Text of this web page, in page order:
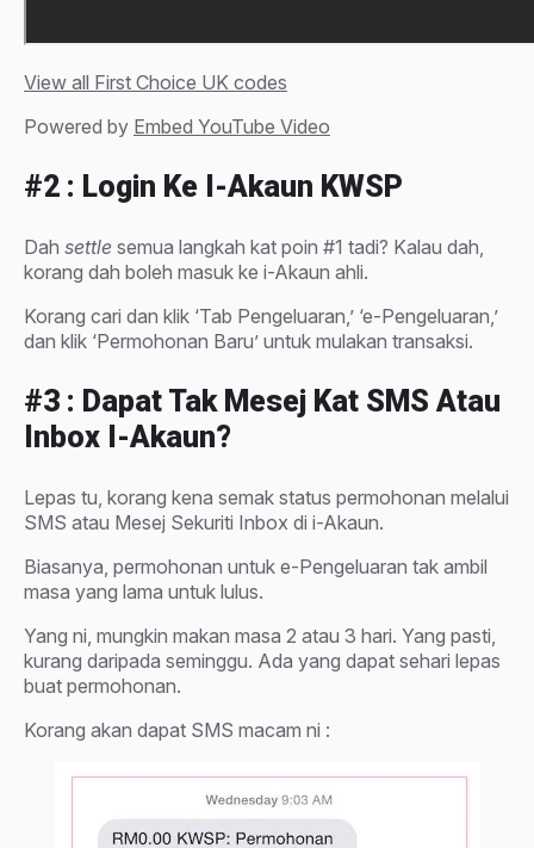
View all First Choice UK codes
Powered by Embed YouTube Video
#2 : Login Ke I-Akaun KWSP
Dah settle semua langkah kat poin #1 tadi? Kalau dah,
korang dah boleh masuk ke i-Akaun ahli.
Korang cari dan klik ‘Tab Pengeluaran,’ ‘e-Pengeluaran,’
dan klik ‘Permohonan Baru’ untuk mulakan transaksi.
#3 : Dapat Tak Mesej Kat SMS Atau
Inbox I-Akaun?
Lepas tu, korang kena semak status permohonan melalui
SMS atau Mesej Sekuriti Inbox di i-Akaun.
Biasanya, permohonan untuk e-Pengeluaran tak ambil
masa yang lama untuk lulus.
Yang ni, mungkin makan masa 2 atau 3 hari. Yang pasti,
kurang daripada seminggu. Ada yang dapat sehari lepas
buat permohonan.
Korang akan dapat SMS macam ni :